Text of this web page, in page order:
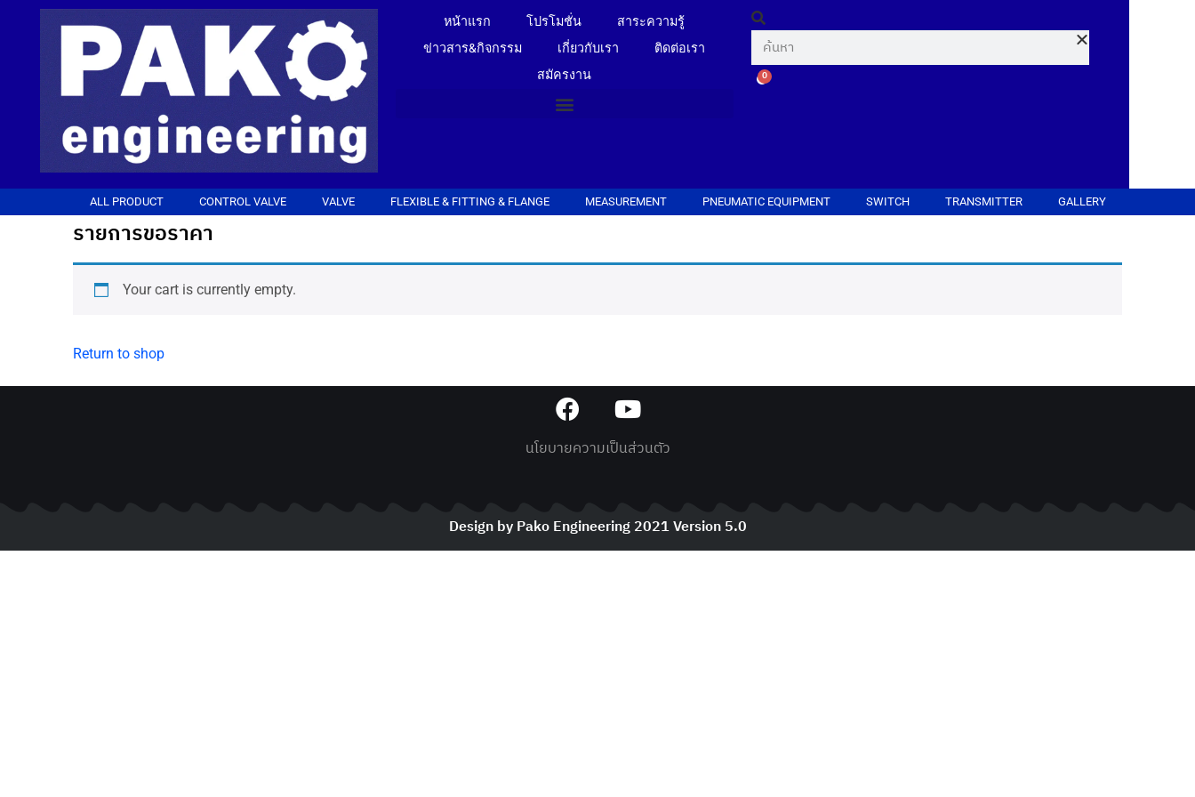
หน้าแรก โปรโมชั่น
สาระความรู้
ข่าวสาร&กิจกรรม
เกี่ยวกับเรา
ติดต่อเรา
สมัครงาน
0
ALL PRODUCT CONTROL VALVE VALVE FLEXIBLE & FITTING & FLANGE MEASUREMENT PNEUMATIC EQUIPMENT SWITCH TRANSMITTER GALLERY
รายการขอราคา
Your cart is currently empty.
Return to shop
นโยบายความเป็นส่วนตัว
Design by Pako Engineering 2021 Version 5.0